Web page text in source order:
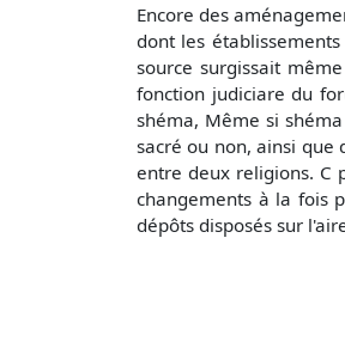
Encore des
dont les
source surgissait
fonction judiciare du
shéma, Même si
sacré ou non, ainsi que
entre deux religions. C
changements à la fois
dépôts disposés sur